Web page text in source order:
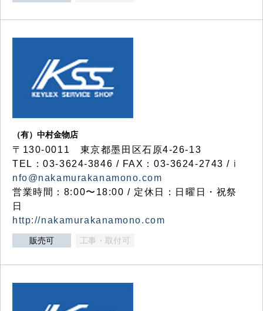
（有）中村金物店
〒130-0011 東京都墨田区石原4-26-13
TEL：03-3624-3846 / FAX：03-3624-2743 / i
nfo@nakamurakanamono.com
営業時間：8:00〜18:00 / 定休日：日曜日・祝祭
日
http://nakamurakanamono.com
販売可 工事・取付可